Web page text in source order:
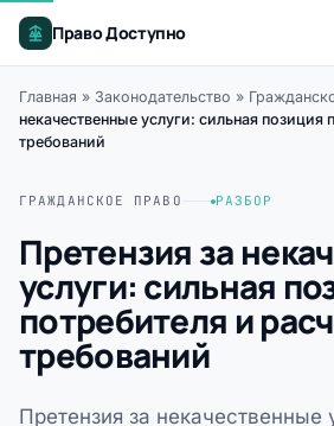
Право Доступно
Главная » Законодательство »
некачественные услуги: сильная позиция
требований
ГРАЖДАНСКОЕ ПРАВО РАЗБОР
Претензия за
услуги: сильная
потребителя и
требований
Претензия за некачественные